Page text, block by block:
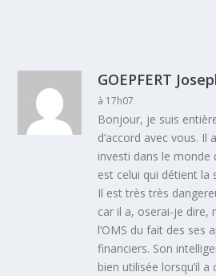
GOEPFERT
à 17h07
Bonjour, je suis
d’accord avec vous. Il
investi dans le monde
est celui qui détient la
Il est très très
car il a, oserai-je dire,
l’OMS du fait des ses
financiers. Son
bien utilisée lorsqu’il a